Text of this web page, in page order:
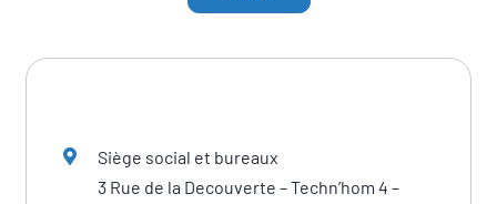
Siège social et bureaux
3 Rue de la Decouverte – Techn’hom 4 –